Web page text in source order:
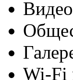
Wi-Fi